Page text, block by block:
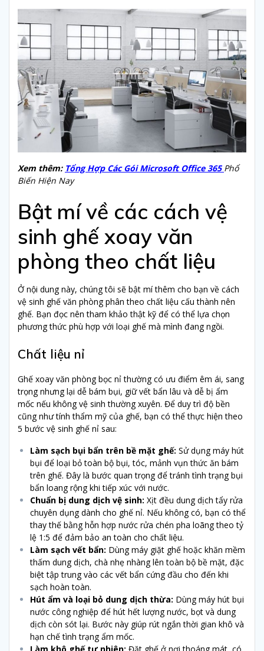
Xem thêm: Tổng Hợp Các Gói Microsoft Office 365 Phổ
Biến Hiện Nay
Bật mí về các cách vệ
sinh ghế xoay văn
phòng theo chất liệu
Ở nội dung này, chúng tôi sẽ bật mí thêm cho bạn về cách
vệ sinh ghế văn phòng phân theo chất liệu cấu thành nên
ghế. Bạn đọc nên tham khảo thật kỹ để có thể lựa chọn
phương thức phù hợp với loại ghế mà mình đang ngồi.
Chất liệu nỉ
Ghế xoay văn phòng bọc nỉ thường có ưu điểm êm ái, sang
trọng nhưng lại dễ bám bụi, giữ vết bẩn lâu và dễ bị ẩm
mốc nếu không vệ sinh thường xuyên. Để duy trì độ bền
cũng như tính thẩm mỹ của ghế, bạn có thể thực hiện theo
5 bước vệ sinh ghế nỉ sau:
Làm sạch bụi bẩn trên bề mặt ghế: Sử dụng máy hút
bụi để loại bỏ toàn bộ bụi, tóc, mảnh vụn thức ăn bám
trên ghế. Đây là bước quan trọng để tránh tình trạng bụi
bẩn loang rộng khi tiếp xúc với nước.
Chuẩn bị dung dịch vệ sinh: Xịt đều dung dịch tẩy rửa
chuyên dụng dành cho ghế nỉ. Nếu không có, bạn có thể
thay thế bằng hỗn hợp nước rửa chén pha loãng theo tỷ
lệ 1:5 để đảm bảo an toàn cho chất liệu.
Làm sạch vết bẩn: Dùng máy giặt ghế hoặc khăn mềm
thấm dung dịch, chà nhẹ nhàng lên toàn bộ bề mặt, đặc
biệt tập trung vào các vết bẩn cứng đầu cho đến khi
sạch hoàn toàn.
Hút ẩm và loại bỏ dung dịch thừa: Dùng máy hút bụi
nước công nghiệp để hút hết lượng nước, bọt và dung
dịch còn sót lại. Bước này giúp rút ngắn thời gian khô và
hạn chế tình trạng ẩm mốc.
Làm khô ghế tự nhiên: Đặt ghế ở nơi thoáng mát, có